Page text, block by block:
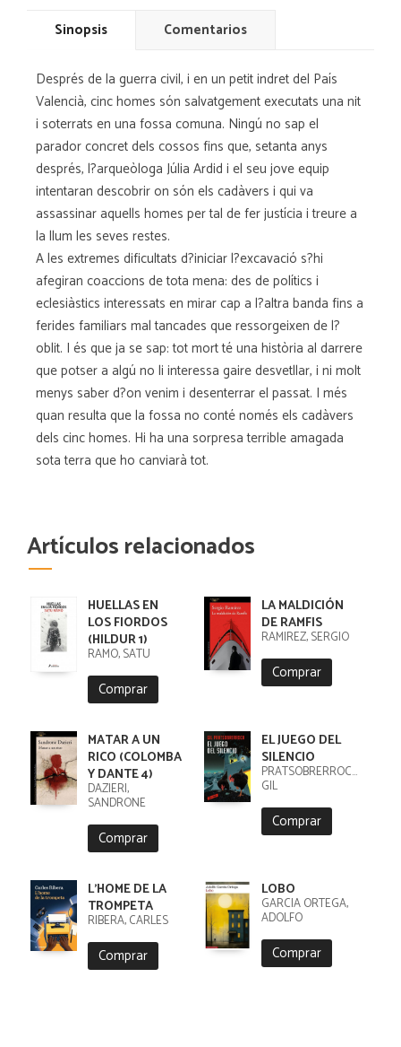
Sinopsis Comentarios
Després de la guerra civil, i en un petit indret del País
Valencià, cinc homes són salvatgement executats una nit
i soterrats en una fossa comuna. Ningú no sap el
parador concret dels cossos fins que, setanta anys
després, l?arqueòloga Júlia Ardid i el seu jove equip
intentaran descobrir on són els cadàvers i qui va
assassinar aquells homes per tal de fer justícia i treure a
la llum les seves restes.
A les extremes dificultats d?iniciar l?excavació s?hi
afegiran coaccions de tota mena: des de polítics i
eclesiàstics interessats en mirar cap a l?altra banda fins a
ferides familiars mal tancades que ressorgeixen de l?
oblit. I és que ja se sap: tot mort té una història al darrere
que potser a algú no li interessa gaire desvetllar, i ni molt
menys saber d?on venim i desenterrar el passat. I més
quan resulta que la fossa no conté només els cadàvers
dels cinc homes. Hi ha una sorpresa terrible amagada
sota terra que ho canviarà tot.
Artículos relacionados
HUELLAS EN
LOS FIORDOS
(HILDUR 1)
RÄMÖ, SATU
Comprar
LA MALDICIÓN
DE RAMFIS
RAMIREZ, SERGIO
Comprar
MATAR A UN
RICO (COLOMBA
Y DANTE 4)
DAZIERI,
SANDRONE
Comprar
EL JUEGO DEL
SILENCIO
PRATSOBRERROCA,
GIL
Comprar
L'HOME DE LA
TROMPETA
RIBERA, CARLES
Comprar
LOBO
GARCIA ORTEGA,
ADOLFO
Comprar